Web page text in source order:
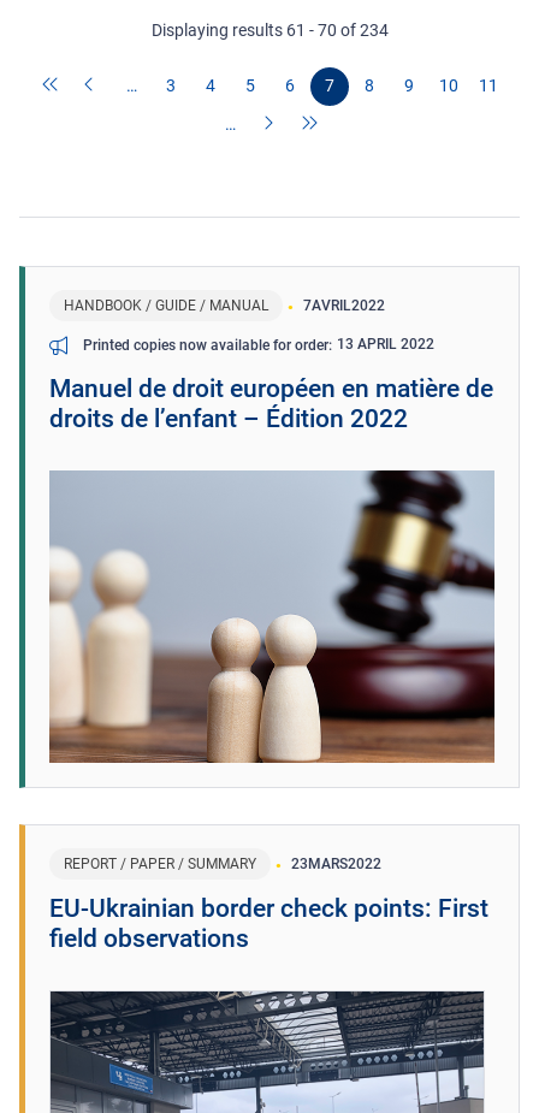
Displaying results 61 - 70 of 234
… 3 4 5 6 7 8 9 10
11
…
HANDBOOK / GUIDE / MANUAL 7AVRIL2022
Printed copies now available for order 13 APRIL 2022
Manuel de droit européen en matière de
droits de l’enfant – Édition 2022
REPORT / PAPER / SUMMARY 23MARS2022
EU-Ukrainian border check points: First
field observations